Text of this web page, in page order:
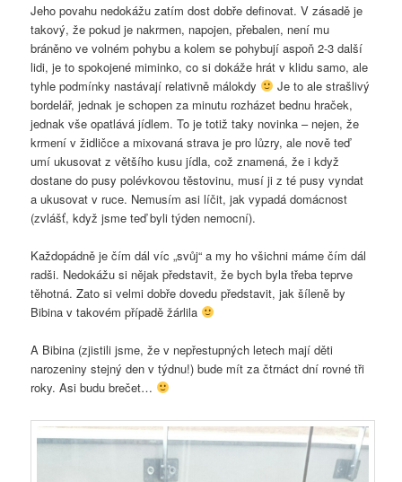
Jeho povahu nedokážu zatím dost dobře definovat. V zásadě je
takový, že pokud je nakrmen, napojen, přebalen, není mu
bráněno ve volném pohybu a kolem se pohybují aspoň 2-3 další
lidi, je to spokojené miminko, co si dokáže hrát v klidu samo, ale
tyhle podmínky nastávají relativně málokdy
Je to ale strašlivý
bordelář, jednak je schopen za minutu rozházet bednu hraček,
jednak vše opatlává jídlem. To je totiž taky novinka – nejen, že
krmení v židličce a mixovaná strava je pro lůzry, ale nově teď
umí ukusovat z většího kusu jídla, což znamená, že i když
dostane do pusy polévkovou těstovinu, musí ji z té pusy vyndat
a ukusovat v ruce. Nemusím asi líčit, jak vypadá domácnost
(zvlášť, když jsme teď byli týden nemocní).
Každopádně je čím dál víc „svůj“ a my ho všichni máme čím dál
radši. Nedokážu si nějak představit, že bych byla třeba teprve
těhotná. Zato si velmi dobře dovedu představit, jak šíleně by
Bibina v takovém případě žárlila
A Bibina (zjistili jsme, že v nepřestupných letech mají děti
narozeniny stejný den v týdnu!) bude mít za čtrnáct dní rovné tři
roky. Asi budu brečet…